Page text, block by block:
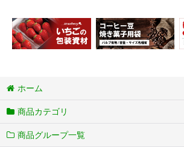
ホーム
商品カテゴリ
商品グループ一覧